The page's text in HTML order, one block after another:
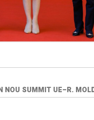
NOU SUMMIT UE–R.